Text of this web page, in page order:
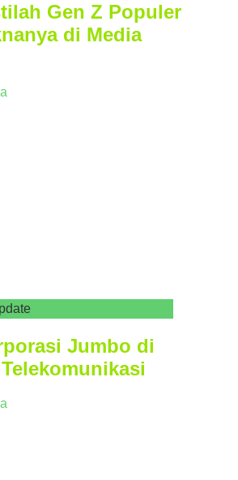
Gen Z Populer
di Media
Jumbo di